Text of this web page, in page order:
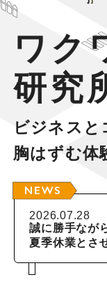
制作実績
マガジン
会社情報
採用情報
メンバー紹介お見積
ワク
研究
ビジネスと
胸はずむ体
2026.07.28
誠に勝手なが
夏季休業とさ